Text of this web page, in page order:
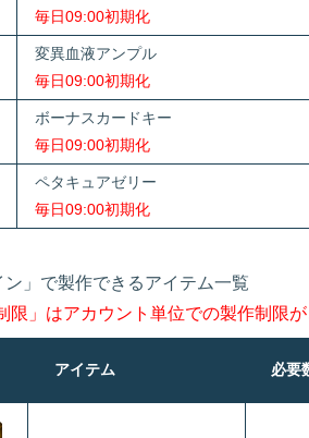
毎日09:00初期化
変異血液アンプル
毎日09:00初期化
ボーナスカードキー
毎日09:00初期化
ペタキュアゼリー
毎日09:00初期化
」で製作できるアイテム一覧
限」はアカウント単位での製作制限
アイテム 必要